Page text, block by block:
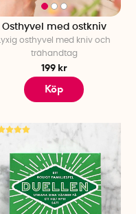
Osthyvel med ostkniv
Lyxig osthyvel med kniv och
trähandtag
199 kr
Köp